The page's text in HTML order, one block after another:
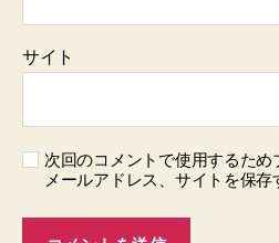
サイト
次回のコメントで使用するため
メールアドレス、サイトを保存